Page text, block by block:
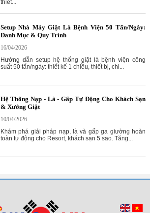
thiết...
Setup Nhà Máy Giặt Là Bệnh Viện 50 Tấn/Ngày:
Danh Mục & Quy Trình
16/04/2026
Hướng dẫn setup hệ thống giặt là bệnh viện công
suất 50 tấn/ngày: thiết kế 1 chiều, thiết bị, chi...
Hệ Thống Nạp - Là - Gấp Tự Động Cho Khách Sạn
& Xưởng Giặt
10/04/2026
Khám phá giải pháp nạp, là và gấp ga giường hoàn
toàn tự động cho Resort, khách sạn 5 sao. Tăng...